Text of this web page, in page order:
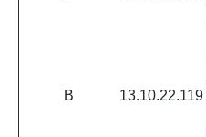
В 13.10.22.119